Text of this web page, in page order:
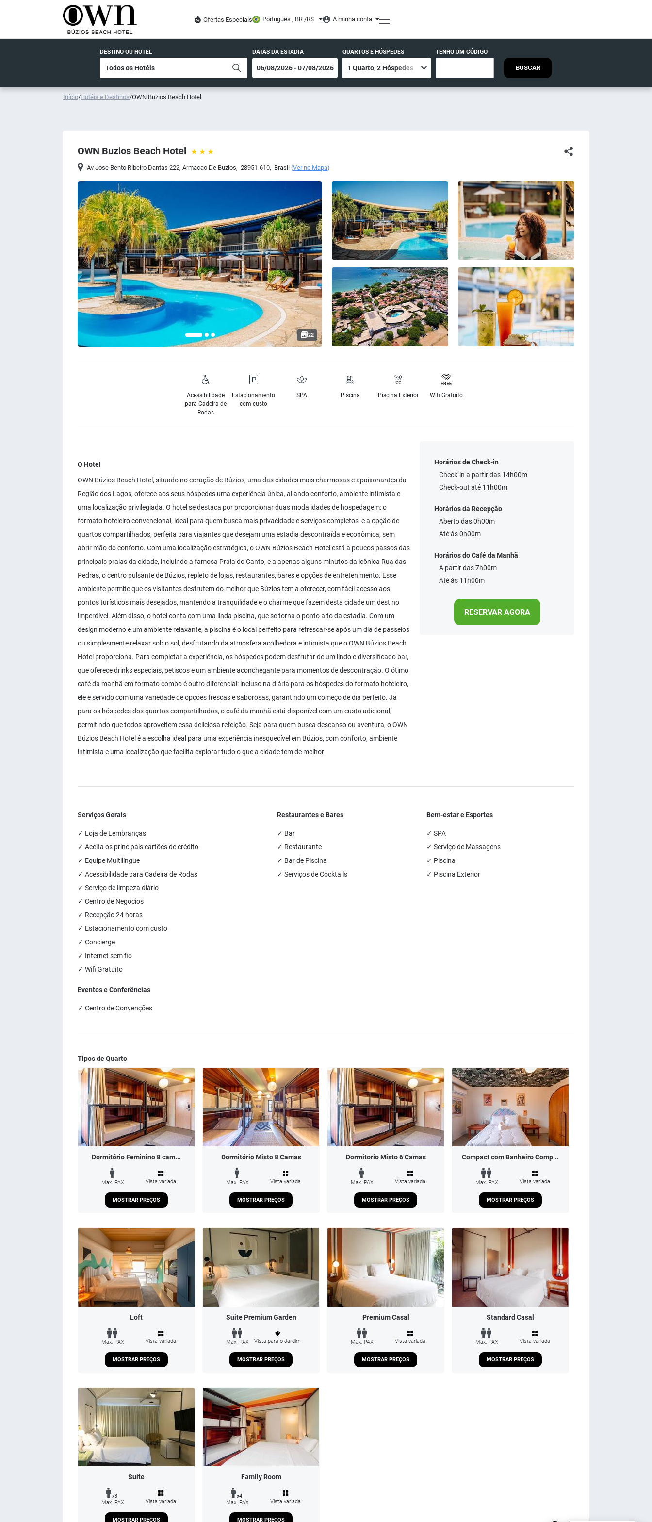
Ofertas Especiais Português , BR /R$ A minha conta
DESTINO OU HOTEL DATAS DA ESTADIA QUARTOS E HÓSPEDES TENHO UM CÓDIGO
BUSCAR
Início/Hotéis e Destinos/OWN Buzios Beach Hotel
OWN Buzios Beach Hotel
Av Jose Bento Ribeiro Dantas 222,Armacao De Buzios, 28951-610, Brasil (Ver no Mapa)
22
Acessibilidade
para Cadeira de
Rodas
Estacionamento
com custo
SPA Piscina Piscina Exterior Wifi Gratuito
O Hotel
OWN Búzios Beach Hotel, situado no coração de Búzios, uma das cidades mais charmosas e apaixonantes da
Região dos Lagos, oferece aos seus hóspedes uma experiência única, aliando conforto, ambiente intimista e
uma localização privilegiada. O hotel se destaca por proporcionar duas modalidades de hospedagem: o
formato hoteleiro convencional, ideal para quem busca mais privacidade e serviços completos, e a opção de
quartos compartilhados, perfeita para viajantes que desejam uma estadia descontraída e econômica, sem
abrir mão do conforto. Com uma localização estratégica, o OWN Búzios Beach Hotel está a poucos passos das
principais praias da cidade, incluindo a famosa Praia do Canto, e a apenas alguns minutos da icônica Rua das
Pedras, o centro pulsante de Búzios, repleto de lojas, restaurantes, bares e opções de entretenimento. Esse
ambiente permite que os visitantes desfrutem do melhor que Búzios tem a oferecer, com fácil acesso aos
pontos turísticos mais desejados, mantendo a tranquilidade e o charme que fazem desta cidade um destino
imperdível. Além disso, o hotel conta com uma linda piscina, que se torna o ponto alto da estadia. Com um
design moderno e um ambiente relaxante, a piscina é o local perfeito para refrescar-se após um dia de passeios
ou simplesmente relaxar sob o sol, desfrutando da atmosfera acolhedora e intimista que o OWN Búzios Beach
Hotel proporciona. Para completar a experiência, os hóspedes podem desfrutar de um lindo e diversificado bar,
que oferece drinks especiais, petiscos e um ambiente aconchegante para momentos de descontração. O ótimo
café da manhã em formato combo é outro diferencial: incluso na diária para os hóspedes do formato hoteleiro,
ele é servido com uma variedade de opções frescas e saborosas, garantindo um começo de dia perfeito. Já
para os hóspedes dos quartos compartilhados, o café da manhã está disponível com um custo adicional,
permitindo que todos aproveitem essa deliciosa refeição. Seja para quem busca descanso ou aventura, o OWN
Búzios Beach Hotel é a escolha ideal para uma experiência inesquecível em Búzios, com conforto, ambiente
intimista e uma localização que facilita explorar tudo o que a cidade tem de melhor
Horários de Check-in
Check-in a partir das 14h00m
Check-out até 11h00m
Horários da Recepção
Aberto das 0h00m
Até às 0h00m
Horários do Café da Manhã
A partir das 7h00m
Até às 11h00m
RESERVAR AGORA
Serviços Gerais
✓ Loja de Lembranças
✓ Aceita os principais cartões de crédito
✓ Equipe Multilíngue
✓ Acessibilidade para Cadeira de Rodas
✓ Serviço de limpeza diário
✓ Centro de Negócios
✓ Recepção 24 horas
✓ Estacionamento com custo
✓ Concierge
✓ Internet sem fio
✓ Wifi Gratuito
Restaurantes e Bares
✓ Bar
✓ Restaurante
✓ Bar de Piscina
✓ Serviços de Cocktails
Bem-estar e Esportes
✓ SPA
✓ Serviço de Massagens
✓ Piscina
✓ Piscina Exterior
Eventos e Conferências
✓ Centro de Convenções
Tipos de Quarto
Dormitório Feminino 8 cam...
Max. PAX Vista variada
MOSTRAR PREÇOS
Dormitório Misto 8 Camas
Max. PAX Vista variada
MOSTRAR PREÇOS
Dormitorio Misto 6 Camas
Max. PAX Vista variada
MOSTRAR PREÇOS
Compact com Banheiro Comp...
Max. PAX Vista variada
MOSTRAR PREÇOS
Loft
Max. PAX Vista variada
MOSTRAR PREÇOS
Suite Premium Garden
Max. PAX Vista para o Jardim
MOSTRAR PREÇOS
Premium Casal
Max. PAX Vista variada
MOSTRAR PREÇOS
Standard Casal
Max. PAX Vista variada
MOSTRAR PREÇOS
Suite
x3
Max. PAX
Vista variada
MOSTRAR PREÇOS
Family Room
x4
Max. PAX
Vista variada
MOSTRAR PREÇOS